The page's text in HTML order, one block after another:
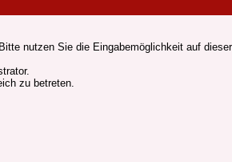
nutzen Sie die Eingabemöglichkeit auf
zu betreten.